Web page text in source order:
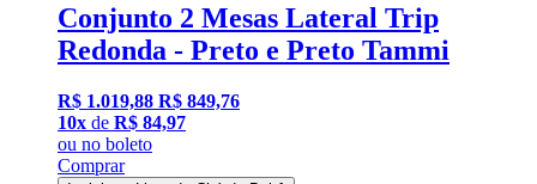
Conjunto 2 Mesas Lateral Trip
Redonda - Preto e Preto Tammi
R$ 1.019,88 R$ 849,76
10x de R$ 84,97
ou no boleto
Comprar